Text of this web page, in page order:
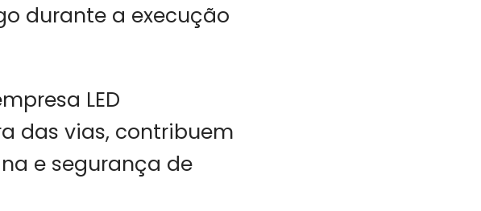
durante a execução
LED
das vias, contribuem
e segurança de